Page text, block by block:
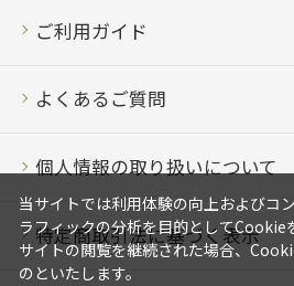
ご利用ガイド
よくあるご質問
個人情報の取り扱いについて
特定商取引法に基づく表示
当サイトでは利用体験の向上およびコ
ラフィックの分析を目的としてCookie
サイトの閲覧を継続された場合、
のといたします。